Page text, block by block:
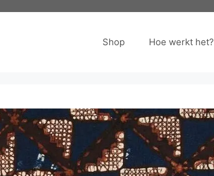
Shop Hoe werkt het?